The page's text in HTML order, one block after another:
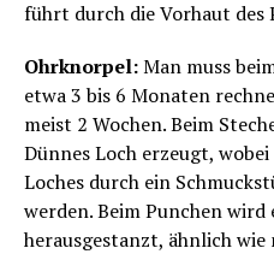
führt durch die Vorhaut des
Ohrknorpel:Man muss
etwa 3 bis 6 Monaten
meist 2 Wochen. Beim
Dünnes Loch erzeugt,
Loches durch ein
werden. Beim Punchen
herausgestanzt, ähnlich